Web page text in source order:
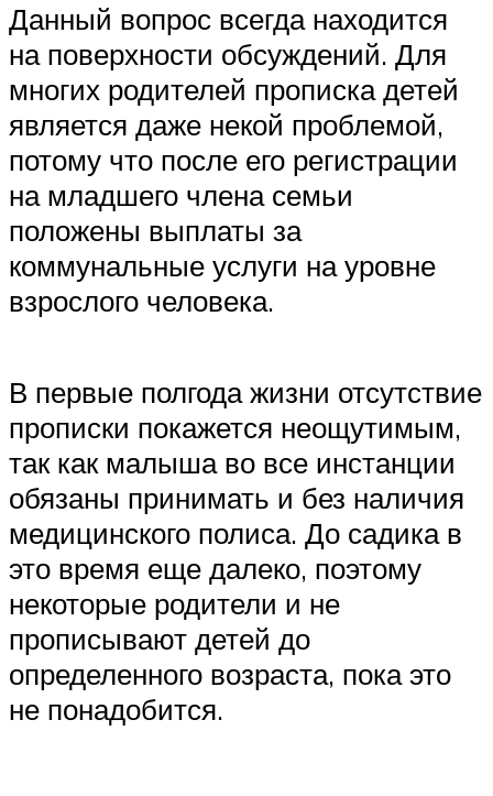
Данный вопрос всегда находится
на поверхности обсуждений. Для
многих родителей прописка детей
является даже некой проблемой,
потому что после его регистрации
на младшего члена семьи
положены выплаты за
коммунальные услуги на уровне
взрослого человека.
В первые полгода жизни отсутствие
прописки покажется неощутимым,
так как малыша во все инстанции
обязаны принимать и без наличия
медицинского полиса. До садика в
это время еще далеко, поэтому
некоторые родители и не
прописывают детей до
определенного возраста, пока это
не понадобится.